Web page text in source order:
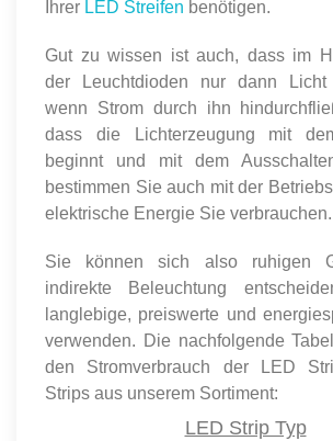
Ihrer LED Streifen benötigen.
Gut zu wissen ist auch, dass im
der Leuchtdioden nur dann Licht
wenn Strom durch ihn
dass die Lichterzeugung mit
beginnt und mit dem
bestimmen Sie auch mit der
elektrische Energie Sie verbrauchen.
Sie können sich also ruhigen
indirekte Beleuchtung
langlebige, preiswerte und
verwenden. Die nachfolgende
den Stromverbrauch der LED
Strips aus unserem Sortiment:
LED Strip Typ